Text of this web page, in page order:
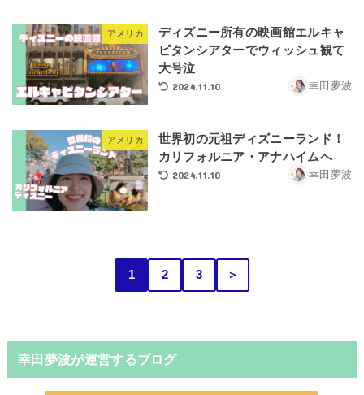
アメリカ
ディズニー所有の映画館エルキャ
ピタンシアターでウィッシュ観て
大号泣
2024.11.10 幸田夢波
アメリカ
世界初の元祖ディズニーランド！
カリフォルニア・アナハイムへ
2024.11.10 幸田夢波
1 2 3 ＞
幸田夢波が運営するブログ